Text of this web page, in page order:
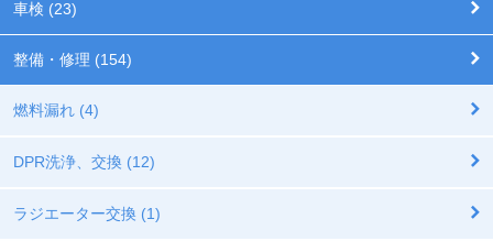
車検 (23)
整備・修理 (154)
燃料漏れ (4)
DPR洗浄、交換 (12)
ラジエーター交換 (1)